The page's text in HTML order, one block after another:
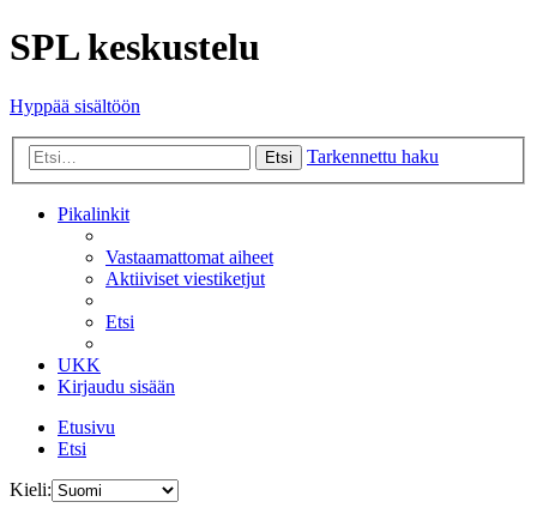
SPL keskustelu
Hyppää sisältöön
Etsi Tarkennettu haku
Pikalinkit
Vastaamattomat aiheet
Aktiiviset viestiketjut
Etsi
UKK
Kirjaudu sisään
Etusivu
Etsi
Kieli: